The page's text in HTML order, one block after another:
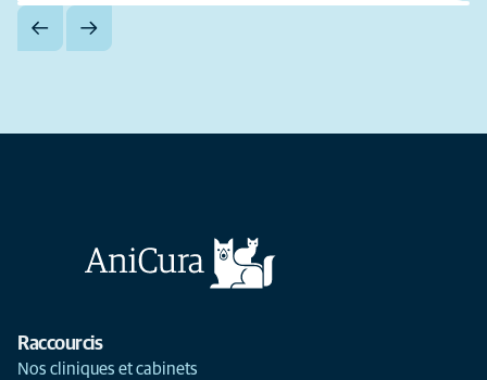
Raccourcis
Nos cliniques et cabinets